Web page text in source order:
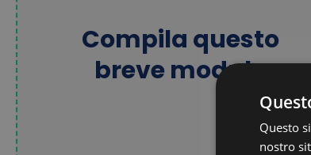
Compila questo
breve modulo
Questo
nostro